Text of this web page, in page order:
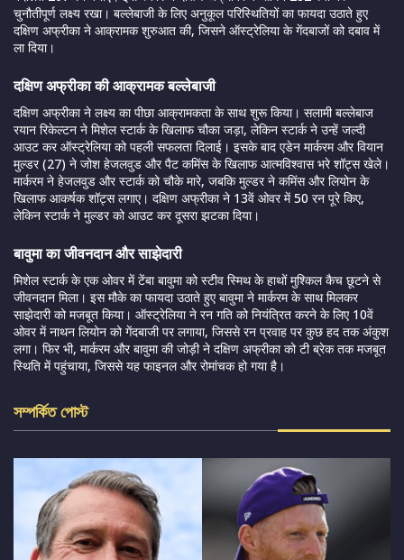
चुनौतीपूर्ण लक्ष्य रखा। बल्लेबाजी के लिए अनुकूल परिस्थितियों का फायदा उठाते हुए
दक्षिण अफ्रीका ने आक्रामक शुरुआत की, जिसने ऑस्ट्रेलिया के गेंदबाजों को दबाव में
ला दिया।
दक्षिण अफ्रीका की आक्रामक बल्लेबाजी
दक्षिण अफ्रीका ने लक्ष्य का पीछा आक्रामकता के साथ शुरू किया। सलामी बल्लेबाज
रयान रिकेल्टन ने मिशेल स्टार्क के खिलाफ चौका जड़ा, लेकिन स्टार्क ने उन्हें जल्दी
आउट कर ऑस्ट्रेलिया को पहली सफलता दिलाई। इसके बाद एडेन मार्करम और वियान
मुल्डर (27) ने जोश हेजलवुड और पैट कमिंस के खिलाफ आत्मविश्वास भरे शॉट्स खेले।
मार्करम ने हेजलवुड और स्टार्क को चौके मारे, जबकि मुल्डर ने कमिंस और लियोन के
खिलाफ आकर्षक शॉट्स लगाए। दक्षिण अफ्रीका ने 13वें ओवर में 50 रन पूरे किए,
लेकिन स्टार्क ने मुल्डर को आउट कर दूसरा झटका दिया।
बावुमा का जीवनदान और साझेदारी
मिशेल स्टार्क के एक ओवर में टेंबा बावुमा को स्टीव स्मिथ के हाथों मुश्किल कैच छूटने से
जीवनदान मिला। इस मौके का फायदा उठाते हुए बावुमा ने मार्करम के साथ मिलकर
साझेदारी को मजबूत किया। ऑस्ट्रेलिया ने रन गति को नियंत्रित करने के लिए 10वें
ओवर में नाथन लियोन को गेंदबाजी पर लगाया, जिससे रन प्रवाह पर कुछ हद तक अंकुश
लगा। फिर भी, मार्करम और बावुमा की जोड़ी ने दक्षिण अफ्रीका को टी ब्रेक तक मजबूत
स्थिति में पहुंचाया, जिससे यह फाइनल और रोमांचक हो गया है।
সম্পর্কিত পোস্ট